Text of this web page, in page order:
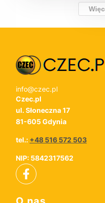
info@czec.pl
Czec.pl
ul. Słoneczna 17
81-605 Gdynia
tel.: +48 516 572 503
NIP: 5842317562
Linki w stopce